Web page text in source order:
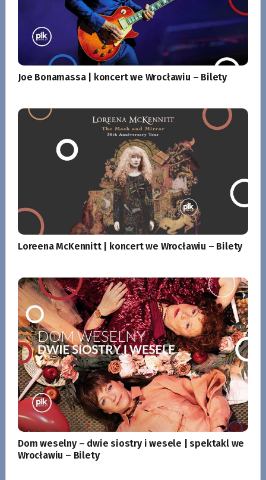
Joe Bonamassa | koncert we Wrocławiu – Bilety
Loreena McKennitt | koncert we Wrocławiu – Bilety
Dom weselny – dwie siostry i wesele | spektakl we
Wrocławiu – Bilety